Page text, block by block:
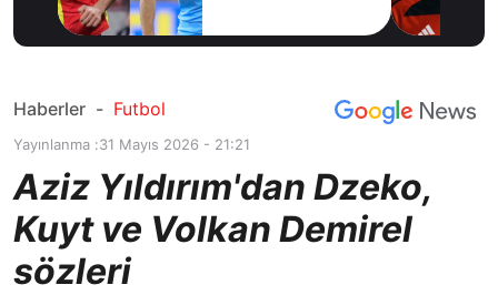
Haberler - Futbol
Yayınlanma :31 Mayıs 2026 - 21:21
Aziz Yıldırım'dan Dzeko,
Kuyt ve Volkan Demirel
sözleri